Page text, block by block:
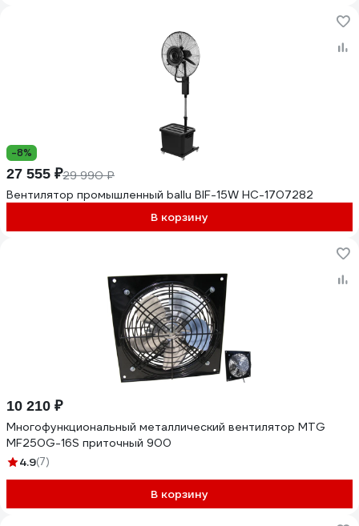
-8%
27 555 ₽29 990 ₽
Вентилятор промышленный ballu BIF-15W НС-1707282
В корзину
10 210 ₽
Многофункциональный металлический вентилятор MTG
MF250G-16S приточный 900
4.9(7)
В корзину